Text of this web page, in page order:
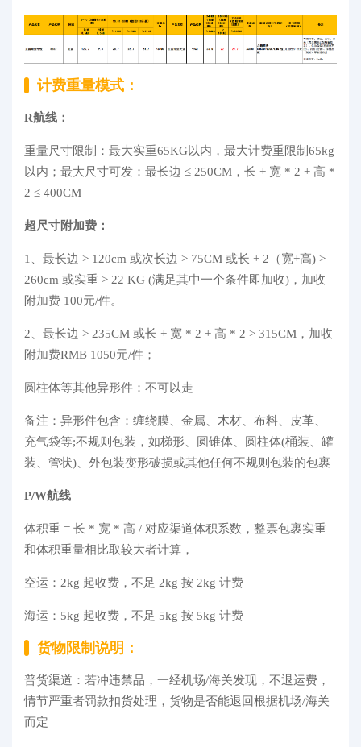
计费重量模式：
R航线：
重量尺寸限制：最大实重65KG以内，最大计费重限制65kg
以内；最大尺寸可发：最长边 ≤ 250CM，长 + 宽 * 2 + 高 *
2 ≤ 400CM
超尺寸附加费：
1、最长边 > 120cm 或次长边 > 75CM 或长 + 2（宽+高) >
260cm 或实重 > 22 KG (满足其中一个条件即加收)，加收
附加费 100元/件。
2、最长边 > 235CM 或长 + 宽 * 2 + 高 * 2 > 315CM，加收
附加费RMB 1050元/件；
圆柱体等其他异形件：不可以走
备注：异形件包含：缠绕膜、金属、木材、布料、皮革、
充气袋等;不规则包装，如梯形、圆锥体、圆柱体(桶装、罐
装、管状)、外包装变形破损或其他任何不规则包装的包裹
P/W航线
体积重 = 长 * 宽 * 高 / 对应渠道体积系数，整票包裹实重
和体积重量相比取较大者计算，
空运：2kg 起收费，不足 2kg 按 2kg 计费
海运：5kg 起收费，不足 5kg 按 5kg 计费
货物限制说明：
普货渠道：若冲违禁品，一经机场/海关发现，不退运费，
情节严重者罚款扣货处理，货物是否能退回根据机场/海关
而定